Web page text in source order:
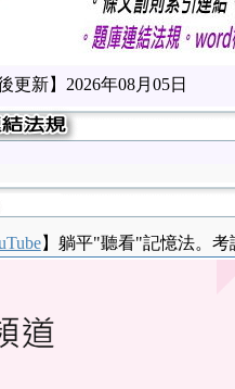
更新】 2026年08月05日
】躺平"聽看"記憶法。考